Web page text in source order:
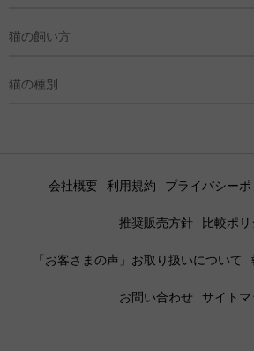
猫の飼い方
猫の種別
会社概要 利用規約 プライバシーポ
推奨販売方針 比較ポリ
「お客さまの声」お取り扱いについて
お問い合わせ サイトマ